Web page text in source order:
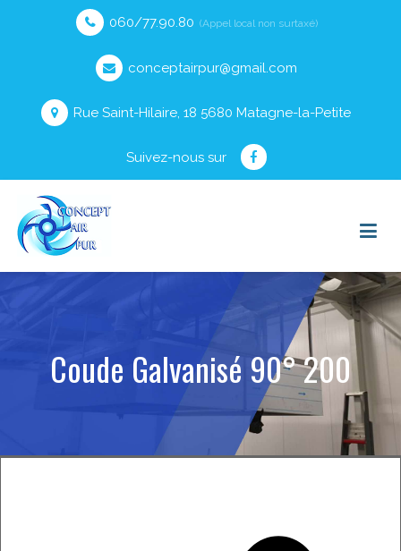
060/77.90.80 (Appel local non surtaxé)
conceptairpur@gmail.com
Rue Saint-Hilaire, 18 5680 Matagne-la-Petite
Suivez-nous sur
Coude Galvanisé 90° 200